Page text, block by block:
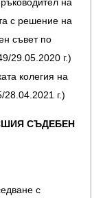
с решение на
съвет по
29.05.2020 г.)
колегия на
г.)
СЪДЕБЕН
с